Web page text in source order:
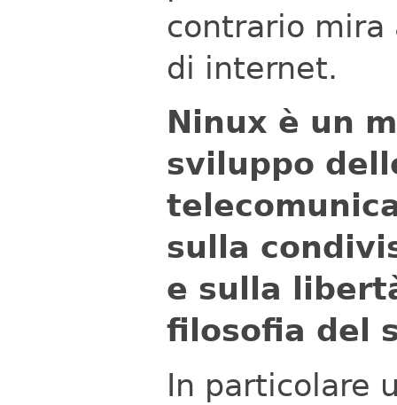
contrario
di internet.
Ninux è un
sviluppo
sulla
e sulla
filosofia del
In particolare